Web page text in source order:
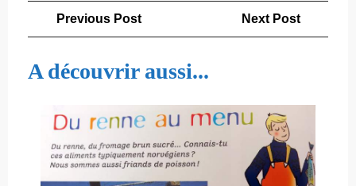
Navigation
de
l’article
Previous PostPrevious
Post
Next Post
Post
A découvrir aussi...